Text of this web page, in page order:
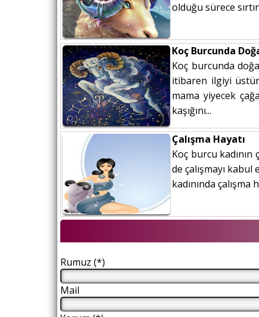
olduğu sürece
Koç Burcunda
Koç burcunda
itibaren ilgiyi
mama yiyecek
kaşığını...
Çalışma Hayatı
Koç burcu
de çalışmayı
kadınında
Rumuz (*)
Mail